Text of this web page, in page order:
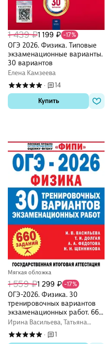
1 439 ₽1 199 ₽ -17%
ОГЭ 2026. Физика. Типовые
экзаменационные варианты.
30 вариантов
Елена Камзеева
·
14
Купить
Мягкая обложка
1 559 ₽1 299 ₽ -17%
ОГЭ-2026. Физика. 30
тренировочных вариантов
экзаменационных работ. 660
заданий
Ирина Васильева, Татьяна
Долгая, Анна Федотова,
Наталья Щенникова
·
1